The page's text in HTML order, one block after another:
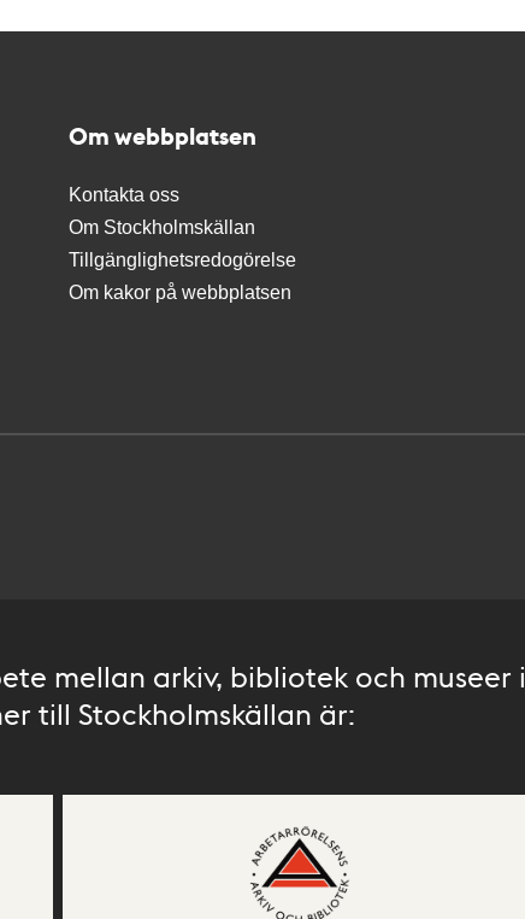
Om webbplatsen
Kontakta oss
Om Stockholmskällan
Tillgänglighetsredogörelse
Om kakor på webbplatsen
mellan arkiv, bibliotek och museer i
till Stockholmskällan är: